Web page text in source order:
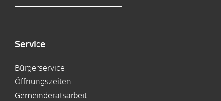
Service
Bürgerservice
Öffnungszeiten
Gemeinderatsarbeit